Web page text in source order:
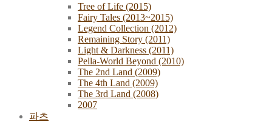
Tree of Life (2015)
Fairy Tales (2013~2015)
Legend Collection (2012)
Remaining Story (2011)
Light & Darkness (2011)
Pella-World Beyond (2010)
The 2nd Land (2009)
The 4th Land (2009)
The 3rd Land (2008)
2007
파츠